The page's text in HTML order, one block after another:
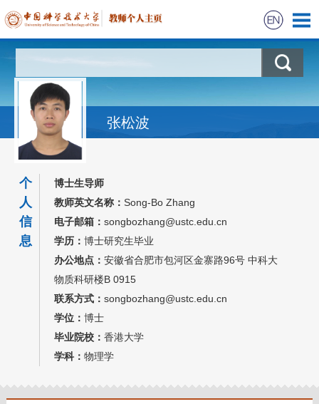
科学研究
教学研究
组内成员
招生信息
张松波
个
人
信
息
博士生导师
教师英文名称： Song-Bo Zhang
电子邮箱： songbozhang@ustc.edu.cn
学历： 博士研究生毕业
办公地点： 安徽省合肥市包河区金寨路96号 中科大
物质科研楼B 0915
联系方式： songbozhang@ustc.edu.cn
学位： 博士
毕业院校： 香港大学
学科： 物理学